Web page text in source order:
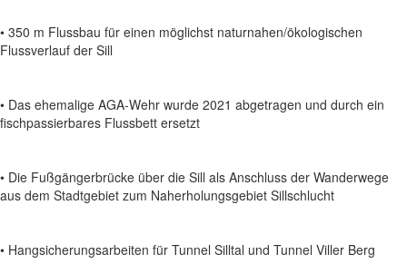
• 350 m Flussbau für einen möglichst naturnahen/ökologischen
Flussverlauf der Sill
• Das ehemalige AGA-Wehr wurde 2021 abgetragen und durch ein
fischpassierbares Flussbett ersetzt
• Die Fußgängerbrücke über die Sill als Anschluss der Wanderwege
aus dem Stadtgebiet zum Naherholungsgebiet Sillschlucht
• Hangsicherungsarbeiten für Tunnel Silltal und Tunnel Viller Berg